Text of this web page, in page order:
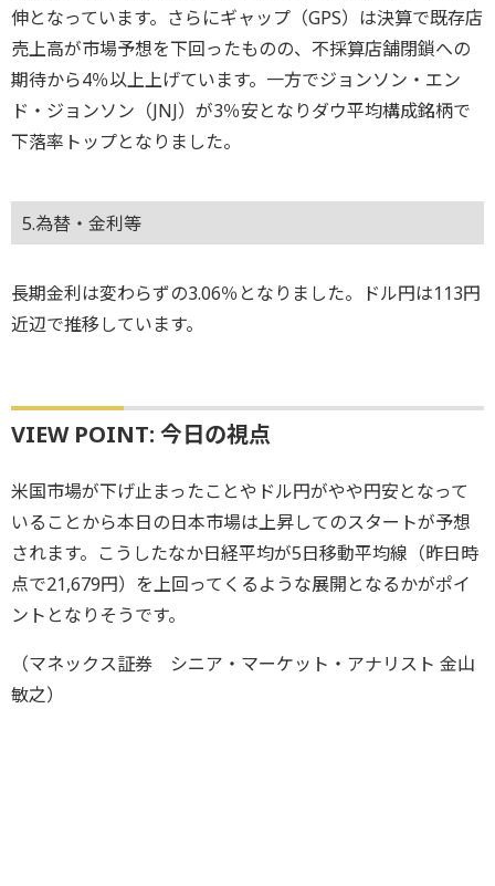
伸となっています。さらにギャップ（GPS）は決算で既存店
売上高が市場予想を下回ったものの、不採算店舗閉鎖への
期待から4％以上上げています。一方でジョンソン・エン
ド・ジョンソン（JNJ）が3％安となりダウ平均構成銘柄で
下落率トップとなりました。
5.為替・金利等
長期金利は変わらずの3.06％となりました。ドル円は113円
近辺で推移しています。
VIEW POINT: 今日の視点
米国市場が下げ止まったことやドル円がやや円安となって
いることから本日の日本市場は上昇してのスタートが予想
されます。こうしたなか日経平均が5日移動平均線（昨日時
点で21,679円）を上回ってくるような展開となるかがポイ
ントとなりそうです。
（マネックス証券 シニア・マーケット・アナリスト 金山
敏之）